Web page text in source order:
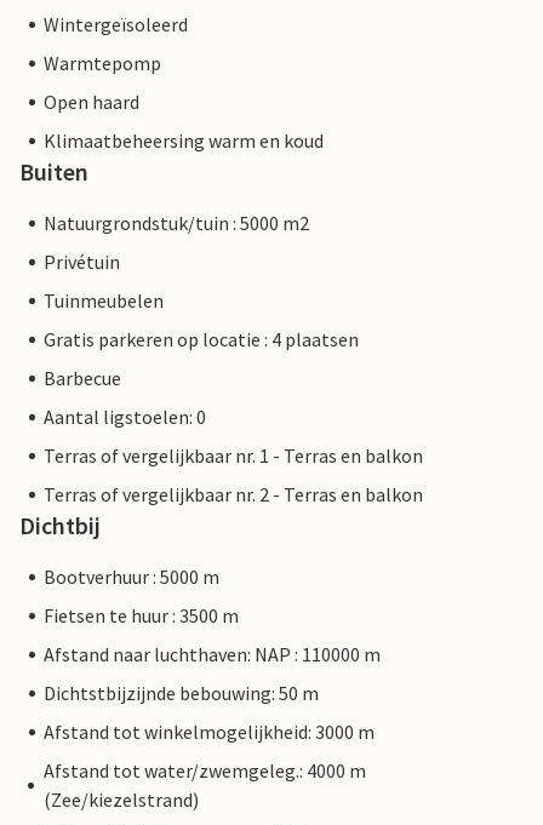
Wintergeïsoleerd
Warmtepomp
Open haard
Klimaatbeheersing warm en koud
Buiten
Natuurgrondstuk/tuin : 5000 m2
Privétuin
Tuinmeubelen
Gratis parkeren op locatie : 4 plaatsen
Barbecue
Aantal ligstoelen: 0
Terras of vergelijkbaar nr. 1 - Terras en balkon
Terras of vergelijkbaar nr. 2 - Terras en balkon
Dichtbij
Bootverhuur : 5000 m
Fietsen te huur : 3500 m
Afstand naar luchthaven: NAP : 110000 m
Dichtstbijzijnde bebouwing: 50 m
Afstand tot winkelmogelijkheid: 3000 m
Afstand tot water/zwemgeleg.: 4000 m
(Zee/kiezelstrand)